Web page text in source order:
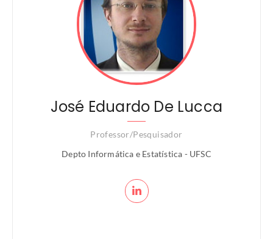
José Eduardo De Lucca
Professor/Pesquisador
Depto Informática e Estatística - UFSC